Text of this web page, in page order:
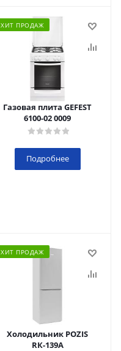
ХИТ ПРОДАЖ
Газовая плита GEFEST
6100-02 0009
Подробнее
ХИТ ПРОДАЖ
Холодильник POZIS
RК-139А